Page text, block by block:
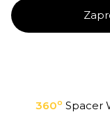
360o Spacer